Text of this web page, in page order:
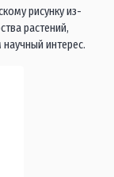
рисунку из-
растений,
интерес.